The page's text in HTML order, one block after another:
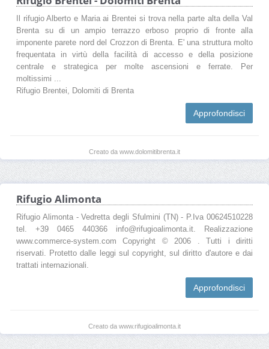
Il rifugio Alberto e Maria ai Brentei si trova nella parte alta della Val
Brenta su di un ampio terrazzo erboso proprio di fronte alla
imponente parete nord del Crozzon di Brenta. E' una struttura molto
frequentata in virtù della facilità di accesso e della posizione
centrale e strategica per molte ascensioni e ferrate. Per
moltissimi ...
Rifugio Brentei, Dolomiti di Brenta
Approfondisci
Creato da www.dolomitibrenta.it
Rifugio Alimonta
Rifugio Alimonta - Vedretta degli Sfulmini (TN) - P.Iva 00624510228
tel. +39 0465 440366 info@rifugioalimonta.it. Realizzazione
www.commerce-system.com Copyright © 2006 . Tutti i diritti
riservati. Protetto dalle leggi sul copyright, sul diritto d'autore e dai
trattati internazionali.
Approfondisci
Creato da www.rifugioalimonta.it